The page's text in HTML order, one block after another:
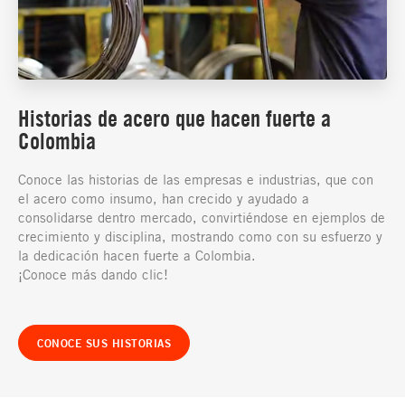
Historias de acero que hacen fuerte a
Colombia
Conoce las historias de las empresas e industrias, que con
el acero como insumo, han crecido y ayudado a
consolidarse dentro mercado, convirtiéndose en ejemplos de
crecimiento y disciplina, mostrando como con su esfuerzo y
la dedicación hacen fuerte a Colombia.
¡Conoce más dando clic!
CONOCE SUS HISTORIAS